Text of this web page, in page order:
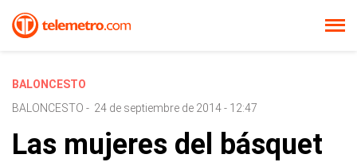
BALONCESTO
BALONCESTO - 24 de septiembre de 2014 - 12:47
Las mujeres del básquet